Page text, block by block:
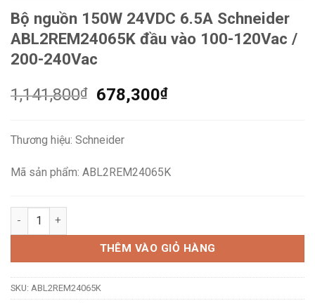
Bộ nguồn 150W 24VDC 6.5A Schneider
ABL2REM24065K đầu vào 100-120Vac /
200-240Vac
1,141,800₫
Giá
1,141,800₫.
678,300₫Giá
Thương hiệu: Schneider
Mã sản phẩm: ABL2REM24065K
Bộ nguồn 150W 24VDC 6.5A Schneider ABL2REM24065K đầu
THÊM VÀO GIỎ HÀNG
SKU: ABL2REM24065K